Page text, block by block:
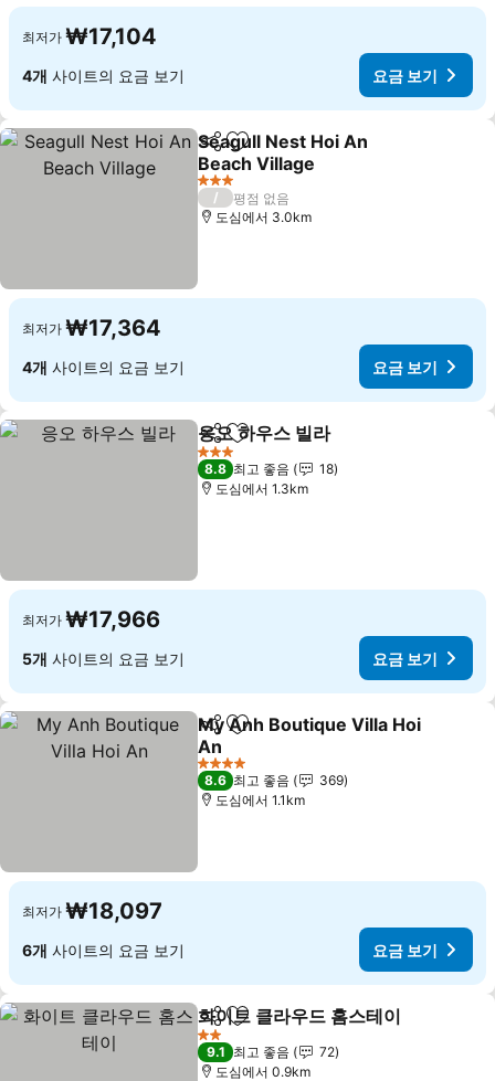
최저가 ₩17,104
4개 사이트의 요금 보기 요금 보기
공유 즐겨찾기에 추가
Seagull Nest Hoi An
Beach Village
요금 보기
3 성급
/
평점 없음
도심에서 3.0km
최저가 ₩17,364
4개 사이트의 요금 보기 요금 보기
공유 즐겨찾기에 추가
응오 하우스 빌라
3 성급
8.8 최고 좋음
18
도심에서 1.3km
최저가 ₩17,966
5개 사이트의 요금 보기 요금 보기
공유 즐겨찾기에 추가
My Anh Boutique Villa Hoi
An
요금 보기
4 성급
8.6 최고 좋음
369
도심에서 1.1km
최저가 ₩18,097
6개 사이트의 요금 보기 요금 보기
공유 즐겨찾기에 추가
화이트 클라우드 홈스테이
2 성급
9.1 최고 좋음
72
도심에서 0.9km